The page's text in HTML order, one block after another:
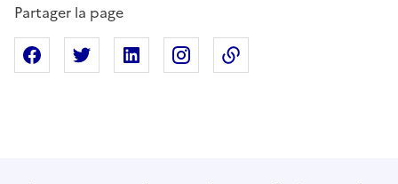
Partager la page
Partager sur Facebook
Partager sur XPartager sur Linkedin
Partager sur Instagram